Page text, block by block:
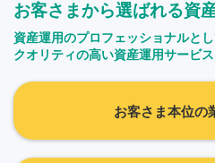
お客さまから選ばれる資
資産運用のプロフェッショナルと
クオリティの高い資産運用サービ
お客さま本位の